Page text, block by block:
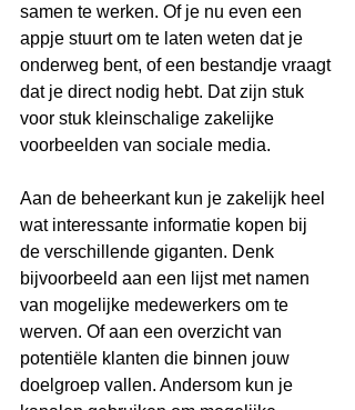
samen te werken. Of je nu even een
appje stuurt om te laten weten dat je
onderweg bent, of een bestandje vraagt
dat je direct nodig hebt. Dat zijn stuk
voor stuk kleinschalige zakelijke
voorbeelden van sociale media.
Aan de beheerkant kun je zakelijk heel
wat interessante informatie kopen bij
de verschillende giganten. Denk
bijvoorbeeld aan een lijst met namen
van mogelijke medewerkers om te
werven. Of aan een overzicht van
potentiële klanten die binnen jouw
doelgroep vallen. Andersom kun je